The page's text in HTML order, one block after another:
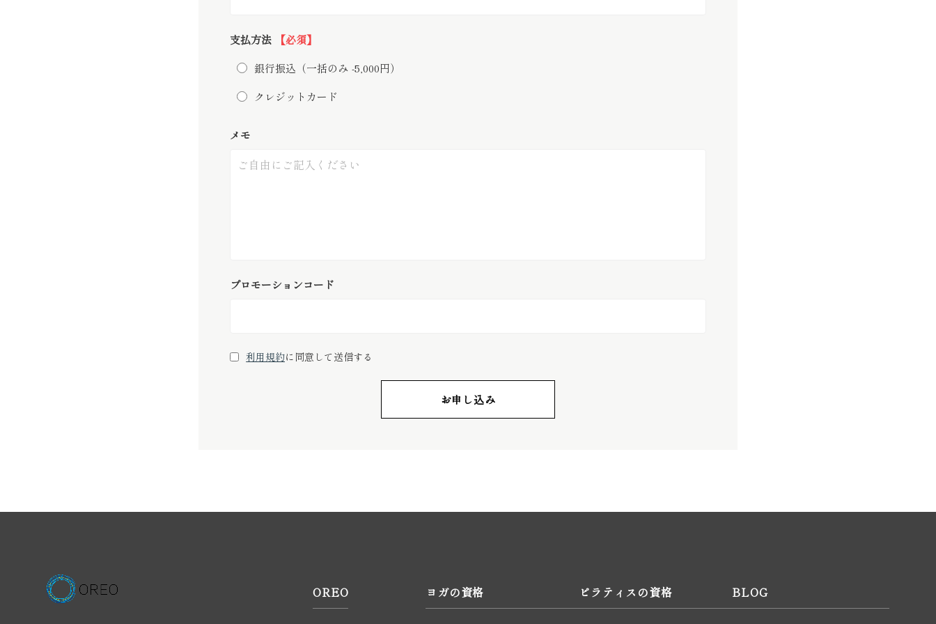
支払方法
【必須】
銀行振込（一括のみ -5,000円）
クレジットカード
メモ
プロモーションコード
利用規約に同意して送信する
お申し込み
OREO ヨガの資格 ピラティスの資格 BLOG